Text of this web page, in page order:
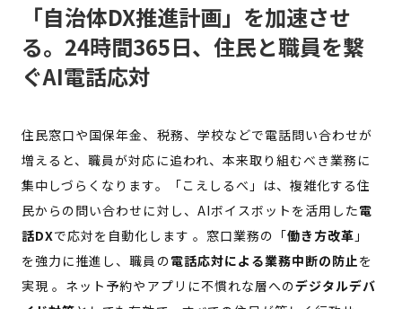
「自治体DX推進計画」を加速させ
る。24時間365日、住民と職員を繋
ぐAI電話応対
住民窓口や国保年金、税務、学校などで電話問い合わせが
増えると、職員が対応に追われ、本来取り組むべき業務に
集中しづらくなります。「こえしるべ」は、複雑化する住
民からの問い合わせに対し、AIボイスボットを活用した電
話DXで応対を自動化します 。窓口業務の「働き方改革 」
を強力に推進し、職員の電話応対による業務中断の防止を
実現 。ネット予約やアプリに不慣れな層へのデジタルデバ